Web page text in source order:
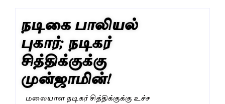
நடிகை பாலியல்
புகார்; நடிகர்
சித்திக்குக்கு
முன்ஜாமின்!
மலையாள நடிகர் சித்திக்குக்கு உச்ச